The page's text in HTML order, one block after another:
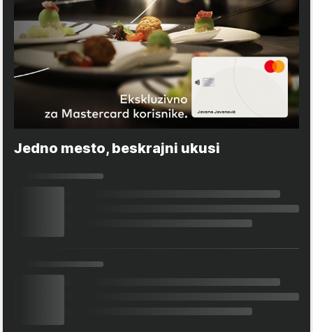
Jedno mesto, beskrajni ukusi